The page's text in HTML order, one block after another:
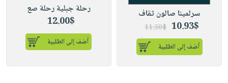
سرلمينا صالون ثقاف
10.93$
11.50$
أضف إلى الطلبية
رحلة جبلية رحلة صع
12.00$
أضف إلى الطلبية